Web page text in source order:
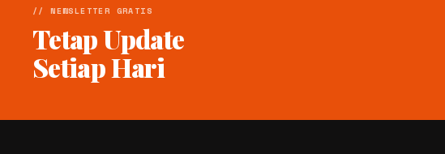
// NEWSLETTER GRATIS
Tetap Update
Setiap Hari